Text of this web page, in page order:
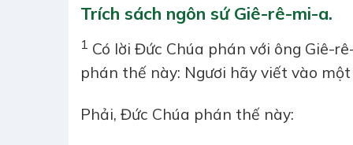
Trích sách ngôn sứ Giê-rê-mi-a.
1 Có lời Đức Chúa phán với ông Giê-
phán thế này: Ngươi hãy viết vào
Phải, Đức Chúa phán thế này: